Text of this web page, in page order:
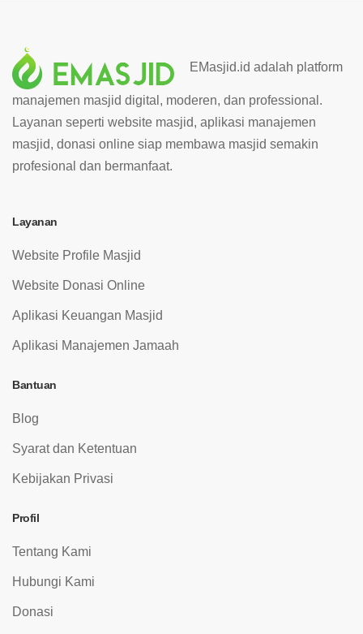
EMasjid.id adalah platform
manajemen masjid digital, moderen, dan professional.
Layanan seperti website masjid, aplikasi manajemen
masjid, donasi online siap membawa masjid semakin
profesional dan bermanfaat.
Layanan
Website Profile Masjid
Website Donasi Online
Aplikasi Keuangan Masjid
Aplikasi Manajemen Jamaah
Bantuan
Blog
Syarat dan Ketentuan
Kebijakan Privasi
Profil
Tentang Kami
Hubungi Kami
Donasi